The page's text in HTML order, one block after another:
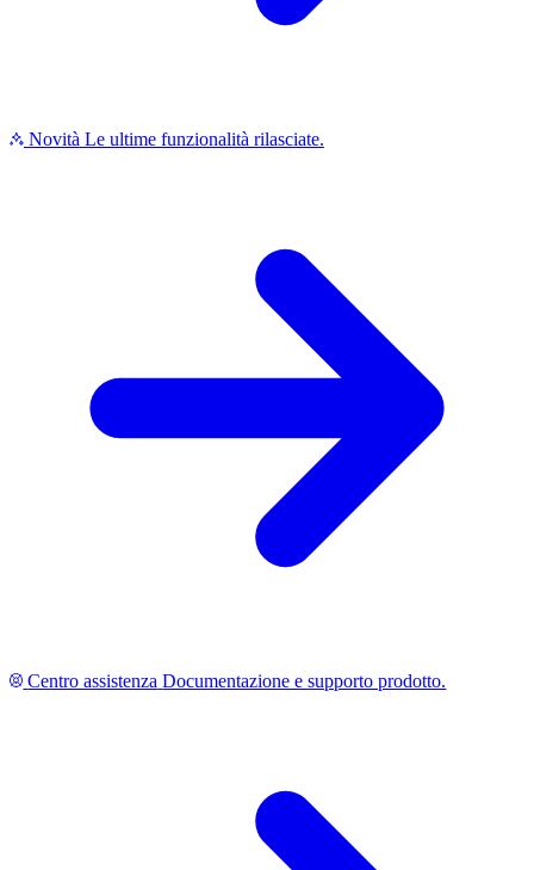
Novità Le ultime funzionalità rilasciate.
Centro assistenza Documentazione e supporto prodotto.